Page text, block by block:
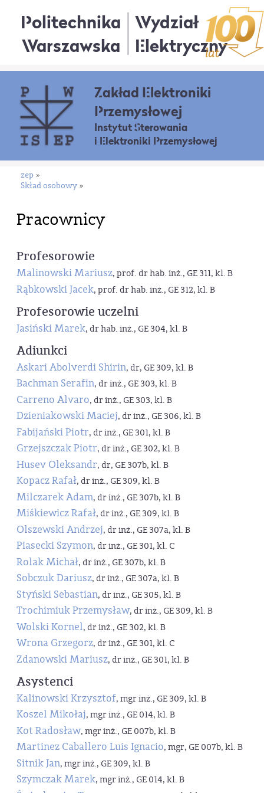
Politechnika
Warszawska
Wydział
Elektryczny
Zakład Elektroniki
Przemysłowej
Instytut Sterowania
i Elektroniki Przemysłowej
zep »
Skład osobowy »
Pracownicy
Profesorowie
Malinowski Mariusz, prof. dr hab. inż., GE 311, kl. B
Rąbkowski Jacek, prof. dr hab. inż., GE 312, kl. B
Profesorowie uczelni
Jasiński Marek, dr hab. inż., GE 304, kl. B
Adiunkci
Askari Abolverdi Shirin, dr, GE 309, kl. B
Bachman Serafin, dr inż., GE 303, kl. B
Carreno Alvaro, dr inż., GE 303, kl. B
Dzieniakowski Maciej, dr inż., GE 306, kl. B
Fabijański Piotr, dr inż., GE 301, kl. B
Grzejszczak Piotr, dr inż., GE 302, kl. B
Husev Oleksandr, dr, GE 307b, kl. B
Kopacz Rafał, dr inż., GE 309, kl. B
Milczarek Adam, dr inż., GE 307b, kl. B
Miśkiewicz Rafał, dr inż., GE 309, kl. B
Olszewski Andrzej, dr inż., GE 307a, kl. B
Piasecki Szymon, dr inż., GE 301, kl. C
Rolak Michał, dr inż., GE 307b, kl. B
Sobczuk Dariusz, dr inż., GE 307a, kl. B
Styński Sebastian, dr inż., GE 305, kl. B
Trochimiuk Przemysław, dr inż., GE 309, kl. B
Wolski Kornel, dr inż., GE 302, kl. B
Wrona Grzegorz, dr inż., GE 301, kl. C
Zdanowski Mariusz, dr inż., GE 301, kl. B
Asystenci
Kalinowski Krzysztof, mgr inż., GE 309, kl. B
Koszel Mikołaj, mgr inż., GE 014, kl. B
Kot Radosław, mgr inż., GE 007b, kl. B
Martinez Caballero Luis Ignacio, mgr, GE 007b, kl. B
Sitnik Jan, mgr inż., GE 309, kl. B
Szymczak Marek, mgr inż., GE 014, kl. B